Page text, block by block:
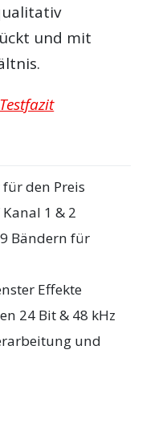
und mit
den Preis
1 & 2
Bändern für
Effekte
24 Bit & 48 kHz
und